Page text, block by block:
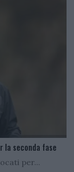
seconda fase
per...